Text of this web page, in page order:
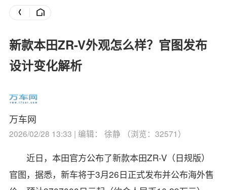
新款本田ZR-V外观怎么样？官图发布
设计变化解析
万车网
2026/02/28 13:33 | 编辑： 徐静 （浏览：32571）
近日，本田官方公布了新款本田ZR-V（日规版）
官图，据悉，新车将于3月26日正式发布并公布海外售